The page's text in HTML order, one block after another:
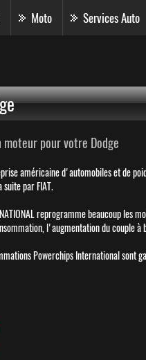
Moto Services Auto
pour votre Dodge
américaine d'automobiles et de
par FIAT.
reprogramme beaucoup
l'augmentation du couple
Powerchips International sont